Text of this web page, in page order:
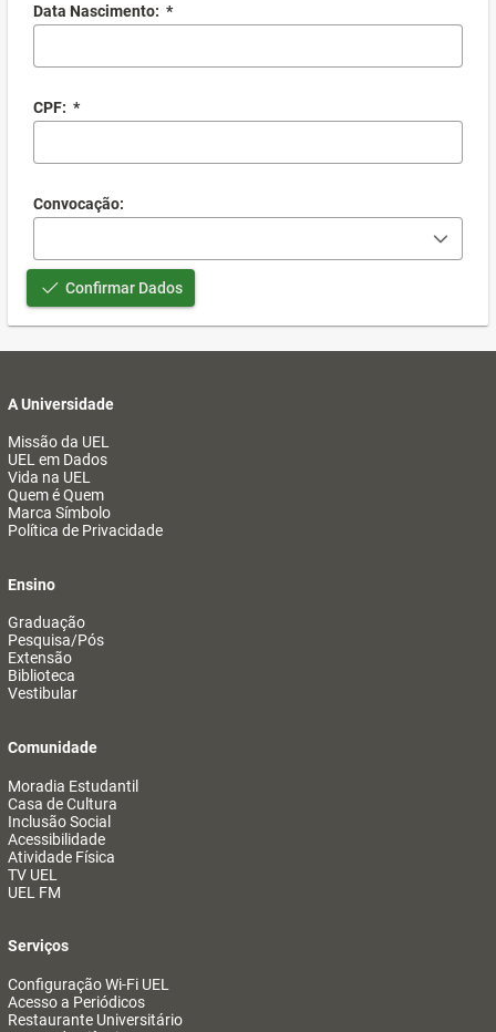
Data Nascimento: *
CPF: *
Convocação:
Confirmar Dados
A Universidade
Missão da UEL
UEL em Dados
Vida na UEL
Quem é Quem
Marca Símbolo
Política de Privacidade
Ensino
Graduação
Pesquisa/Pós
Extensão
Biblioteca
Vestibular
Comunidade
Moradia Estudantil
Casa de Cultura
Inclusão Social
Acessibilidade
Atividade Física
TV UEL
UEL FM
Serviços
Configuração Wi-Fi UEL
Acesso a Periódicos
Restaurante Universitário